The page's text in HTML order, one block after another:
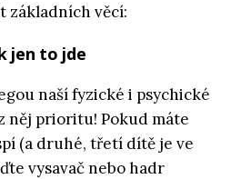
základních věcí:
jen to jde
naší fyzické i psychické
něj prioritu! Pokud máte
(a druhé, třetí dítě je ve
vysavač nebo hadr